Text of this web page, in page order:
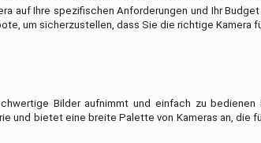
auf Ihre spezifischen Anforderungen und Ihr
um sicherzustellen, dass Sie die richtige Kamera
Bilder aufnimmt und einfach zu bedienen
und bietet eine breite Palette von Kameras an, die